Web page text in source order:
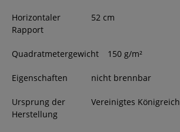
Horizontaler
Rapport
52 cm
Quadratmetergewicht 150 g/m²
Eigenschaften nicht brennbar
Ursprung der
Herstellung
Vereinigtes Königreich